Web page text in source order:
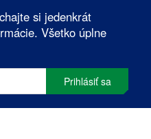
si jedenkrát
Všetko úplne
Prihlásiť sa